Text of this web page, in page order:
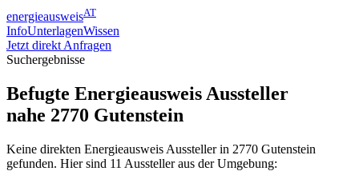
energieausweisAT
InfoUnterlagenWissen
Jetzt direkt Anfragen
Suchergebnisse
Befugte Energieausweis Aussteller
nahe 2770 Gutenstein
Keine direkten Energieausweis Aussteller in 2770 Gutenstein
gefunden. Hier sind 11 Aussteller aus der Umgebung: